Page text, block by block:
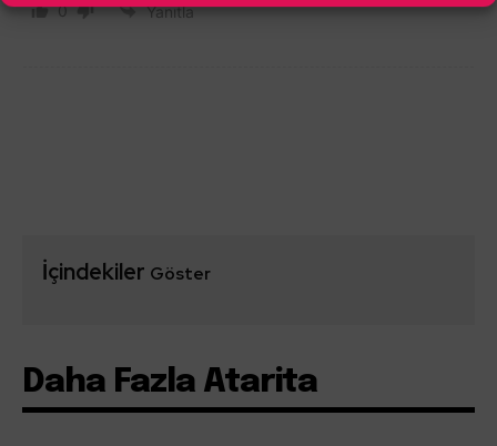
0 Yanıtla
İçindekiler Göster
Daha Fazla Atarita